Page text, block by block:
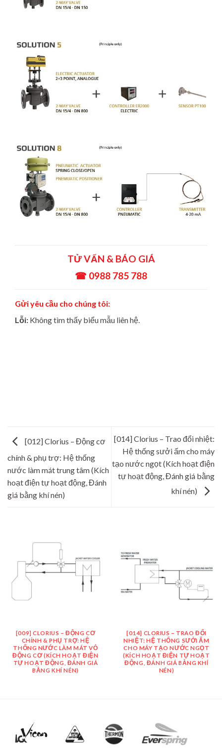
TỬ VẤN & BÁO GIÁ
☎ 0988 785 788
Gửi yêu cầu cho chúng tôi:
Lỗi: Không tìm thấy biểu mẫu liên hệ.
[012] Clorius – Động cơ
chính & phụ trợ: Hệ thống
nước làm mát trung tâm (Kích
hoạt điện tự hoạt động, Đánh
giá bằng khí nén)
[014] Clorius – Trao đổi nhiệt:
Hệ thống sưởi ấm cho máy
tạo nước ngọt (Kích hoạt điện
tự hoạt động, Đánh giá bằng
khí nén)
[009] CLORIUS – ĐỘNG CƠ
CHÍNH & PHỤ TRỢ: HỆ
THỐNG NƯỚC LÀM MÁT VỎ
ĐỘNG CƠ (KÍCH HOẠT ĐIỆN
TỰ HOẠT ĐỘNG, ĐÁNH GIÁ
BẰNG KHÍ NÉN)
[014] CLORIUS – TRAO ĐỔI
NHIỆT: HỆ THỐNG SƯỞI ẤM
CHO MÁY TẠO NƯỚC NGỌT
(KÍCH HOẠT ĐIỆN TỰ HOẠT
ĐỘNG, ĐÁNH GIÁ BẰNG KHÍ
NÉN)